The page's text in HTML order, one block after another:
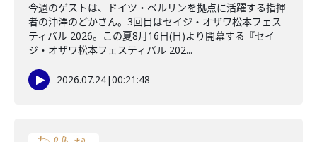
今週のゲストは、ドイツ・ベルリンを拠点に活躍する指揮
者の沖澤のどかさん。3回目はセイジ・オザワ松本フェス
ティバル 2026。この夏8月16日(日)より開幕する『セイ
ジ・オザワ松本フェスティバル 202...
2026.07.24|00:21:48